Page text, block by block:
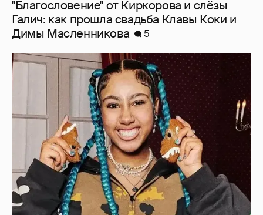
"Благословение" от Киркорова и слёзы
Галич: как прошла свадьба Клавы Коки и
Димы Масленникова
5